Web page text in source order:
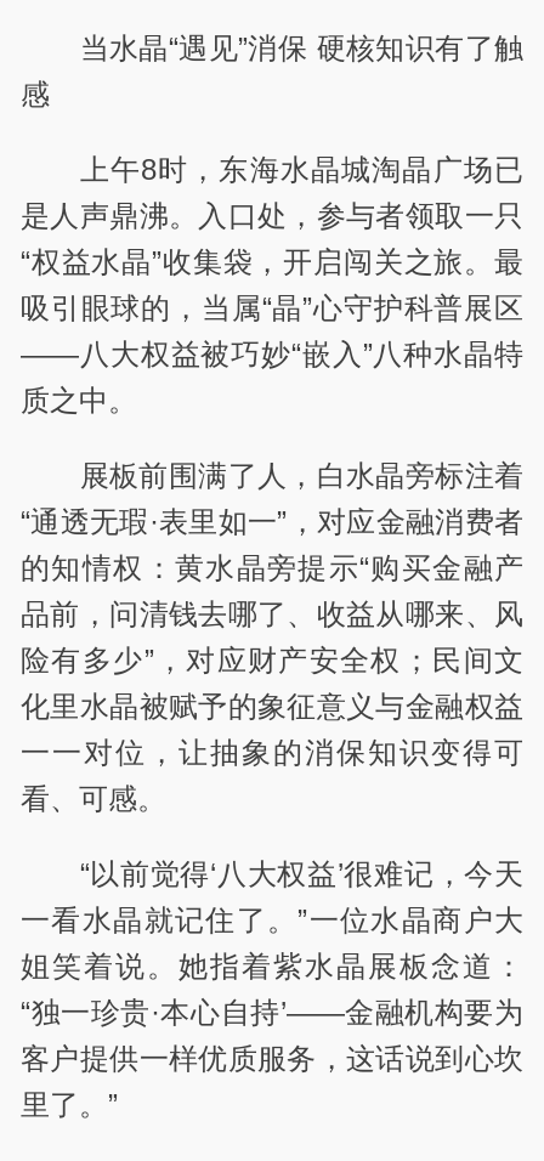
当水晶“遇见”消保 硬核知识有了触
感
上午8时，东海水晶城淘晶广场已
是人声鼎沸。入口处，参与者领取一只
“权益水晶”收集袋，开启闯关之旅。最
吸引眼球的，当属“晶”心守护科普展区
——八大权益被巧妙“嵌入”八种水晶特
质之中。
展板前围满了人，白水晶旁标注着
“通透无瑕·表里如一”，对应金融消费者
的知情权：黄水晶旁提示“购买金融产
品前，问清钱去哪了、收益从哪来、风
险有多少”，对应财产安全权；民间文
化里水晶被赋予的象征意义与金融权益
一一对位，让抽象的消保知识变得可
看、可感。
“以前觉得‘八大权益’很难记，今天
一看水晶就记住了。”一位水晶商户大
姐笑着说。她指着紫水晶展板念道：
“独一珍贵·本心自持’——金融机构要为
客户提供一样优质服务，这话说到心坎
里了。”